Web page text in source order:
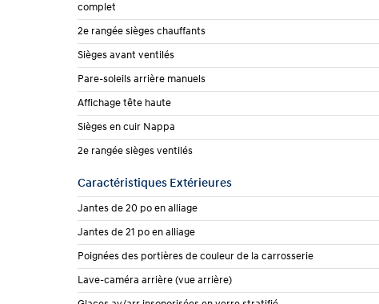
complet
2e rangée sièges chauffants
Sièges avant ventilés
Pare-soleils arrière manuels
Affichage tête haute
Sièges en cuir Nappa
2e rangée sièges ventilés
Caractéristiques Extérieures
Jantes de 20 po en alliage
Jantes de 21 po en alliage
Poignées des portières de couleur de la carrosserie
Lave-caméra arrière (vue arrière)